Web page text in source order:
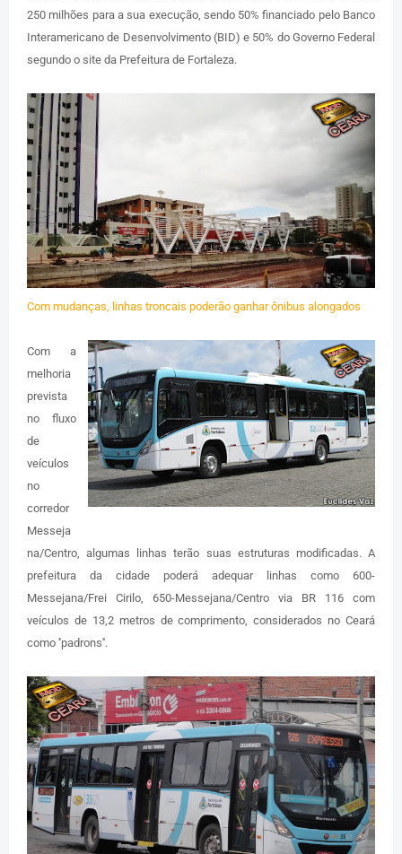
250 milhões para a sua execução, sendo 50% financiado pelo Banco
Interamericano de Desenvolvimento (BID) e 50% do Governo Federal
segundo o site da Prefeitura de Fortaleza.
Com mudanças, linhas troncais poderão ganhar ônibus alongados
Com a
melhoria
prevista
no fluxo
de
veículos
no
corredor
Messeja
na/Centro, algumas linhas terão suas estruturas modificadas. A
prefeitura da cidade poderá adequar linhas como 600-
Messejana/Frei Cirilo, 650-Messejana/Centro via BR 116 com
veículos de 13,2 metros de comprimento, considerados no Ceará
como ''padrons''.